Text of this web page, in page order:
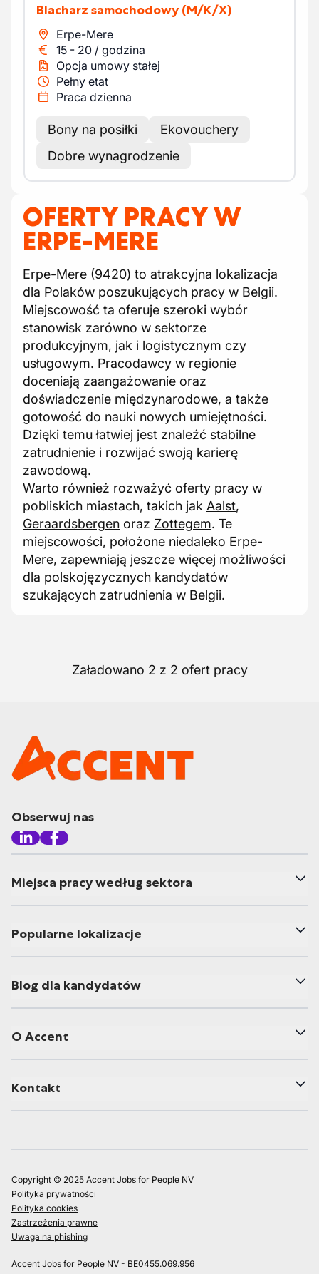
Blacharz samochodowy (M/K/X)
Erpe-Mere
15 - 20 / godzina
Opcja umowy stałej
Pełny etat
Praca dzienna
Bony na posiłki
Ekovouchery
Dobre wynagrodzenie
OFERTY PRACY W
ERPE-MERE
Erpe-Mere (9420) to atrakcyjna lokalizacja
dla Polaków poszukujących pracy w Belgii.
Miejscowość ta oferuje szeroki wybór
stanowisk zarówno w sektorze
produkcyjnym, jak i logistycznym czy
usługowym. Pracodawcy w regionie
doceniają zaangażowanie oraz
doświadczenie międzynarodowe, a także
gotowość do nauki nowych umiejętności.
Dzięki temu łatwiej jest znaleźć stabilne
zatrudnienie i rozwijać swoją karierę
zawodową.
Warto również rozważyć oferty pracy w
pobliskich miastach, takich jak Aalst,
Geraardsbergen oraz Zottegem. Te
miejscowości, położone niedaleko Erpe-
Mere, zapewniają jeszcze więcej możliwości
dla polskojęzycznych kandydatów
szukających zatrudnienia w Belgii.
Załadowano 2 z 2 ofert pracy
Obserwuj nas
Miejsca pracy według sektora
Popularne lokalizacje
Blog dla kandydatów
O Accent
Kontakt
Copyright © 2025 Accent Jobs for People NV
Polityka prywatności
Polityka cookies
Zastrzeżenia prawne
Uwaga na phishing
Accent Jobs for People NV - BE0455.069.956